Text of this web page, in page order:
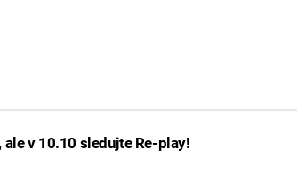
v 10.10 sledujte Re-play!